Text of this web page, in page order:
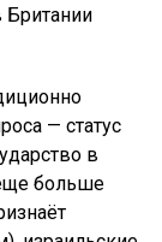
— статус
в
больше